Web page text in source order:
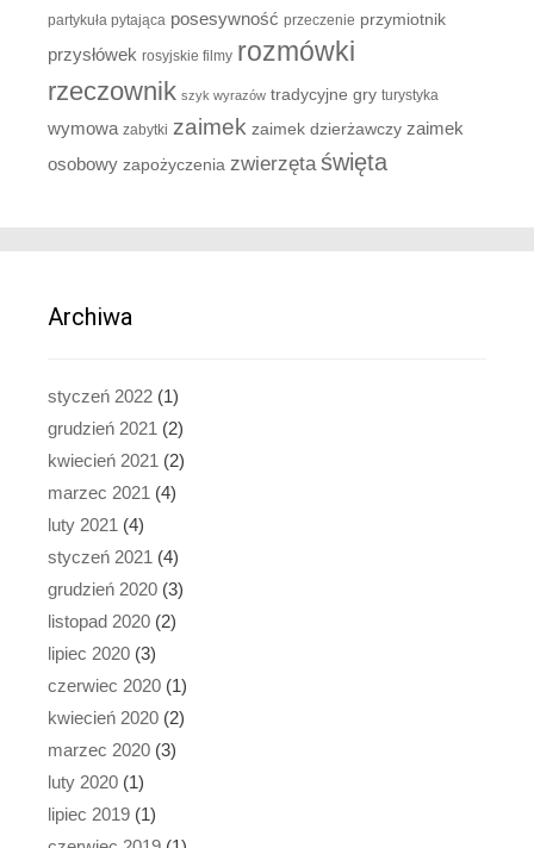
partykuła pytająca posesywność przeczenie przymiotnik
przysłówek rosyjskie filmy rozmówki
rzeczownik szyk wyrazów tradycyjne gry turystyka
wymowa zabytki zaimek zaimek dzierżawczy zaimek
osobowy zapożyczenia zwierzęta święta
Archiwa
styczeń 2022 (1)
grudzień 2021 (2)
kwiecień 2021 (2)
marzec 2021 (4)
luty 2021 (4)
styczeń 2021 (4)
grudzień 2020 (3)
listopad 2020 (2)
lipiec 2020 (3)
czerwiec 2020 (1)
kwiecień 2020 (2)
marzec 2020 (3)
luty 2020 (1)
lipiec 2019 (1)